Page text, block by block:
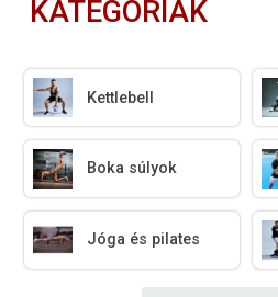
KATEGÓRIÁK
Kettlebell
Boka súlyok
Jóga és pilates